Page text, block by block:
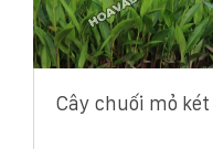
Cây chuối mỏ két